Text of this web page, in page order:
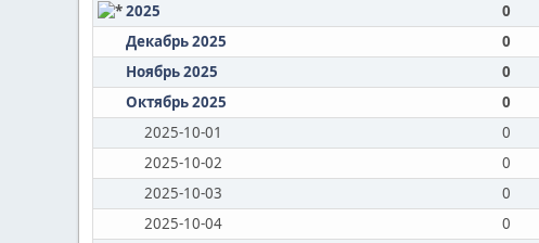
2025
0
Декабрь 2025
0
Ноябрь 2025
0
Октябрь 2025
0
2025-10-01
0
2025-10-02
0
2025-10-03
0
2025-10-04
0